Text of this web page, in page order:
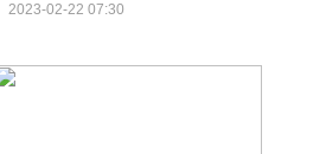
2023-02-22 07:30